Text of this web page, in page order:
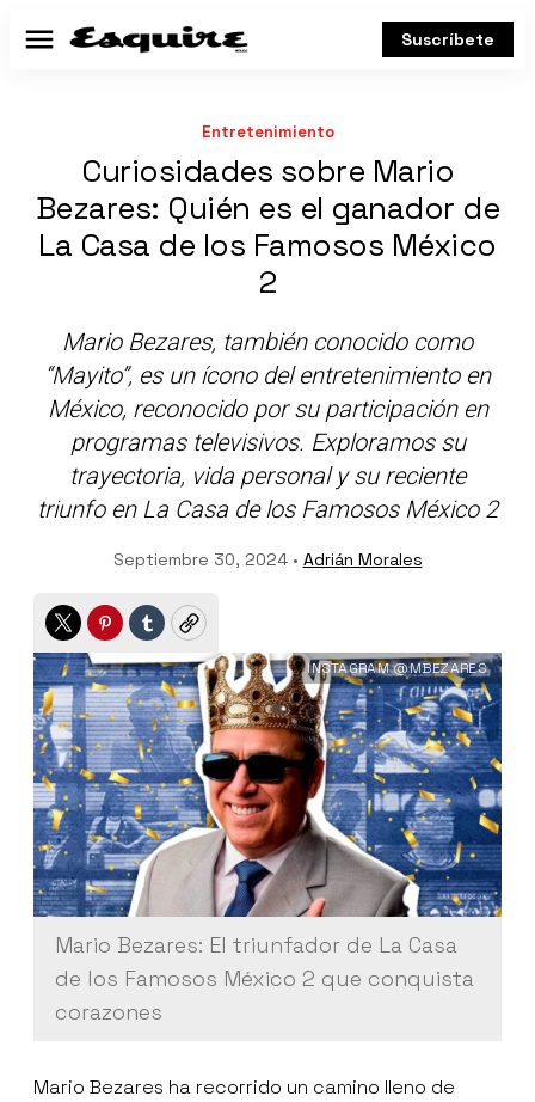
Menú Suscríbete
Entretenimiento
Curiosidades sobre Mario
Bezares: Quién es el ganador de
La Casa de los Famosos México
2
Mario Bezares, también conocido como
“Mayito”, es un ícono del entretenimiento en
México, reconocido por su participación en
programas televisivos. Exploramos su
trayectoria, vida personal y su reciente
triunfo en La Casa de los Famosos México 2
Septiembre 30, 2024 • Adrián Morales
TwitterPinterest
TumblrCopy
Mario Bezares: El triunfador de La Casa
de los Famosos México 2 que conquista
corazones
INSTAGRAM @MBEZARES
Mario Bezares ha recorrido un camino lleno de